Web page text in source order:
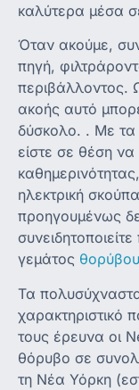
καλύτερα μέσα
Όταν ακούμε,
πηγή,
περιβάλλοντος.
ακοής αυτό
δύσκολο. . Με τα
είστε σε θέση
ηλεκτρική
προηγουμένως
γεμάτος
Τα πολυσύχναστα
χαρακτηριστικό
τους έρευνα οι
θόρυβο σε
τη Νέα Υόρκη